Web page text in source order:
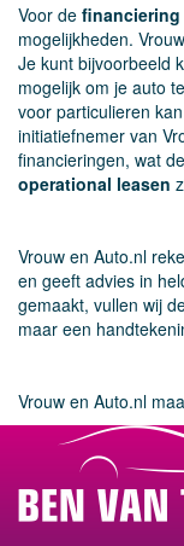
Voor de financiering
mogelijkheden.
Je kunt bijvoorbeeld
mogelijk om je auto te
voor particulieren
initiatiefnemer van
financieringen, wat
operational leasen
Vrouw en Auto.nl
en geeft advies in
gemaakt, vullen wij
maar een
Vrouw en Auto.nl